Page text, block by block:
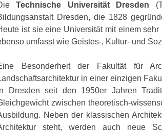
Technische Universität Dresden
Dresden, die 1828
ist sie eine Universität mit einem
umfasst wie Geistes-, Kultur- und
Besonderheit der Fakultät für
in einer einzigen
Dresden seit den 1950er Jahren
zwischen theoretisch-
Neben der klassischen
steht, werden auch neue